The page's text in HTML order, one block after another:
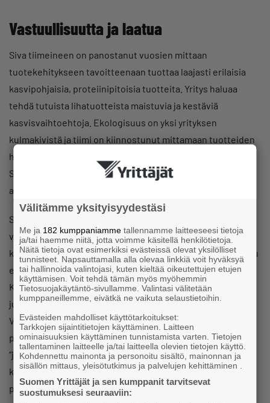
Vastuullisuutta ja laatua
Siva tiimeineen on panostanut vuosien mittaan
tuotekehitykseen tavoitteenaan tuottaa laajasti erilaisia
kasvipohjaisia, proteiinipitoisia tuotteita. Yritys haluaa
tehdä tutuista lihatuotteista maistuvia ja kestäviä
kasvisvaihtoehtoja. Ekologisuus on yksi yrityksen
kulmakivistä ja tiimi on kiinnostunut mittamaan tuotteiden
hiilijalanjälkeä. Valmistustoiminta on keskitetty nykyään
Suomeen ja yritykselle on myönnetty Suomen
avainlippusertifikaatti.
Siva kertoo, että Vönerin alkuvuosina riitti, että tuote on
vegaaninen. Kiinnostusta uusia vegaanisia tuotteita
kohtaan oli niin paljon, että kaikkea maisteltiin. Vaikka maku
ei ollut ihan kohdillaan, muutosta haluttiin kannattaa.
Kaverin vuonna 2016 ravintolaan tuoma vegaaninen
juustokaan ei ollut Sivan mukaan kovin hyvää.
Vegaanisia tuotteita on tullut markkinoille nopeasti ja
paljon. Nyt tuotteilta vaaditaan laatua. Kuluttajat valitsevat
”jyvät akanoista” ja samalla tavalla kuin lihatuotteita,
kasvisruokatuotteita vertaillaan ja laitetaan
paremmuusjärjestykseen.
Välitämme yksityisyydestäsi
Me ja 182 kumppaniamme tallennamme laitteeseesi tietoja
ja/tai haemme niitä, jotta voimme käsitellä henkilötietoja.
Näitä tietoja ovat esimerkiksi evästeissä olevat yksilölliset
tunnisteet. Napsauttamalla alla olevaa linkkiä voit hyväksyä
tai hallinnoida valintojasi, kuten kieltää oikeutettujen etujen
käyttämisen. Voit tehdä tämän myös myöhemmin
Tietosuojakäytäntö-sivullamme. Valintasi välitetään
kumppaneillemme, eivätkä ne vaikuta selaustietoihin.
Evästeiden mahdolliset käyttötarkoitukset:
Tarkkojen sijaintitietojen käyttäminen. Laitteen
ominaisuuksien käyttäminen tunnistamista varten. Tietojen
tallentaminen laitteelle ja/tai laitteella olevien tietojen käyttö.
Kohdennettu mainonta ja personoitu sisältö, mainonnan ja
sisällön mittaus, yleisötutkimus ja palvelujen kehittäminen .
Suomen Yrittäjät ja sen kumppanit tarvitsevat
suostumuksesi seuraaviin: